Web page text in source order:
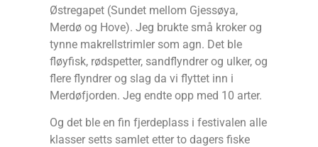
Østregapet (Sundet mellom Gjessøya,
Merdø og Hove). Jeg brukte små kroker og
tynne makrellstrimler som agn. Det ble
fløyfisk, rødspetter, sandflyndrer og ulker, og
flere flyndrer og slag da vi flyttet inn i
Merdøfjorden. Jeg endte opp med 10 arter.
Og det ble en fin fjerdeplass i festivalen alle
klasser setts samlet etter to dagers fiske